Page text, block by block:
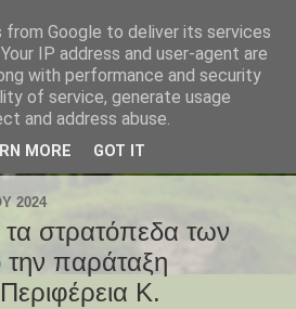
2024
στρατόπεδα των
την παράταξη
Κ.
from Google to deliver its services
IP address and user-agent are
with performance and security
of service, generate usage
and address abuse.
MORE GOT IT